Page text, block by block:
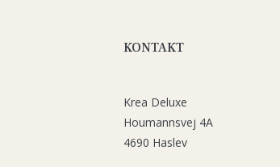
KONTAKT
Krea Deluxe
Houmannsvej 4A
4690 Haslev